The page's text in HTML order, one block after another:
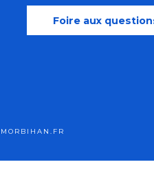
Foire aux
MORBIHAN.FR